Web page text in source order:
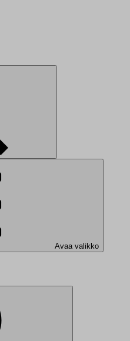
Avaa valikko